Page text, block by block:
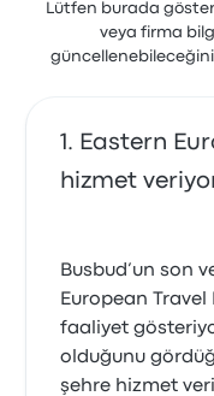
Lütfen burada
veya firma
Eastern
hizmet
Busbud’un son
European
faaliyet
olduğunu
şehre hizmet